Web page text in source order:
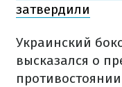
затвердили
Украинский
высказался о